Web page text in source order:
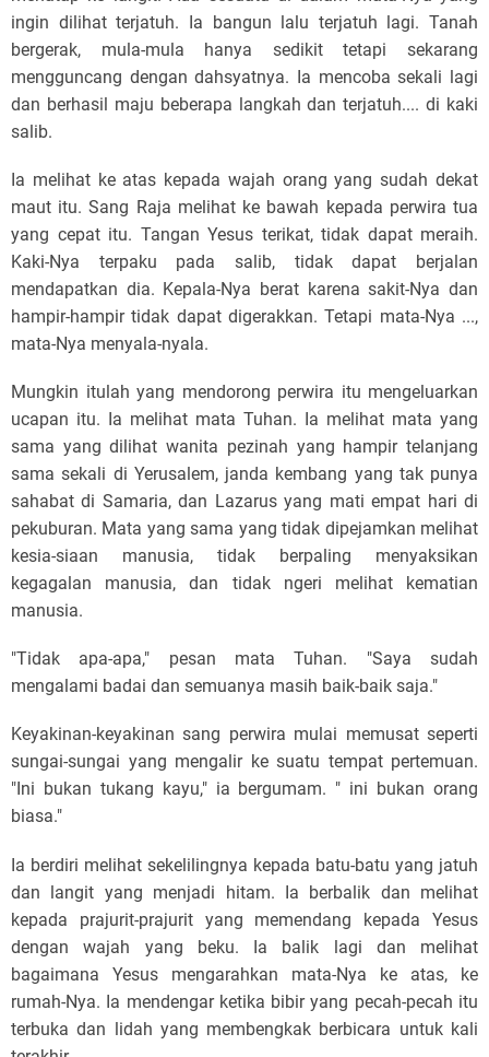
ingin dilihat terjatuh. Ia bangun lalu terjatuh lagi. Tanah
bergerak, mula-mula hanya sedikit tetapi sekarang
mengguncang dengan dahsyatnya. Ia mencoba sekali lagi
dan berhasil maju beberapa langkah dan terjatuh.... di kaki
salib.
Ia melihat ke atas kepada wajah orang yang sudah dekat
maut itu. Sang Raja melihat ke bawah kepada perwira tua
yang cepat itu. Tangan Yesus terikat, tidak dapat meraih.
Kaki-Nya terpaku pada salib, tidak dapat berjalan
mendapatkan dia. Kepala-Nya berat karena sakit-Nya dan
hampir-hampir tidak dapat digerakkan. Tetapi mata-Nya ...,
mata-Nya menyala-nyala.
Mungkin itulah yang mendorong perwira itu mengeluarkan
ucapan itu. Ia melihat mata Tuhan. Ia melihat mata yang
sama yang dilihat wanita pezinah yang hampir telanjang
sama sekali di Yerusalem, janda kembang yang tak punya
sahabat di Samaria, dan Lazarus yang mati empat hari di
pekuburan. Mata yang sama yang tidak dipejamkan melihat
kesia-siaan manusia, tidak berpaling menyaksikan
kegagalan manusia, dan tidak ngeri melihat kematian
manusia.
"Tidak apa-apa," pesan mata Tuhan. "Saya sudah
mengalami badai dan semuanya masih baik-baik saja."
Keyakinan-keyakinan sang perwira mulai memusat seperti
sungai-sungai yang mengalir ke suatu tempat pertemuan.
"Ini bukan tukang kayu," ia bergumam. " ini bukan orang
biasa."
Ia berdiri melihat sekelilingnya kepada batu-batu yang jatuh
dan langit yang menjadi hitam. Ia berbalik dan melihat
kepada prajurit-prajurit yang memendang kepada Yesus
dengan wajah yang beku. Ia balik lagi dan melihat
bagaimana Yesus mengarahkan mata-Nya ke atas, ke
rumah-Nya. Ia mendengar ketika bibir yang pecah-pecah itu
terbuka dan lidah yang membengkak berbicara untuk kali